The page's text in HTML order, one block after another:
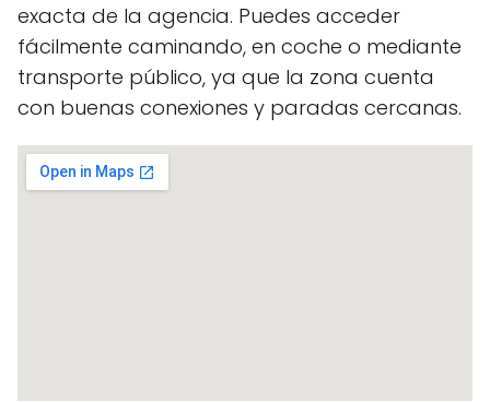
exacta de la agencia. Puedes acceder
fácilmente caminando, en coche o mediante
transporte público, ya que la zona cuenta
con buenas conexiones y paradas cercanas.